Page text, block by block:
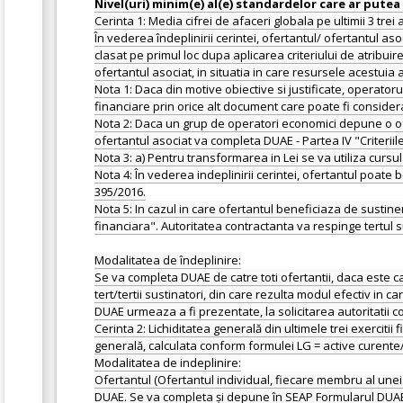
Cerinta 1: Media cifrei de afaceri globala pe ultimii 3 trei ani (2022, 2023, 2024) sa fie cel putin egala cu 229.678.370 lei. În vederea îndeplinirii cerintei, ofertantul/ ofertantul asociat/ tertul sustinator va completa DUAE - Partea IV "Criteriile de selectie" -Sectiunea B "Capacitatea economica si financiara". Ofertantul clasat pe primul loc dupa aplicarea criteriului de atribuire va prezenta, la solicitarea Autoritatii Contractante, situatiile financiare (bilant contabil). Aceste documente vor fi prezentate si de catre ofertantul asociat, in situatia in care resursele acestuia au fost luate in considerare pentru indeplinirea cerintei. Nota 1: Daca din motive obiective si justificate, operatorul economic nu este in masura sa prezinte documentele solicitate, acesta este autorizat sa faca dovada situatiei sale economice si financiare prin orice alt document care poate fi considerat adecvat. Nota 2: Daca un grup de operatori economici depune o oferta comuna, cerinta se demonstreaza prin luarea in considerare a resurselor tuturor membrilor grupului. In aceasta situatie, si ofertantul asociat va completa DUAE - Partea IV "Criteriile de selectie" - Sectiunea B "Capacitatea economica si financiara". Nota 3: a) Pentru transformarea in Lei se va utiliza cursul mediu publicat pe site-ul http://ec.europa.eu/budget/inforeuro. Pentru transformarea Euro in Lei se vor urma indicatiile de la punctul a. Nota 4: În vederea indeplinirii cerintei, ofertantul poate beneficia de sustinerea unui/unor tert/terti. In acest sens vor fi respectate prevederile art. 182 din Legea nr. 98/2016 si ale art. 48 din HG nr. 395/2016. Nota 5: In cazul in care ofertantul beneficiaza de sustinere din partea unui tert, tertul sustinator va completa DUAE - Partea IV "Criteriile de selectie"- Sectiunea B "Capacitatea economica si financiara". Autoritatea contractanta va respinge tertul sustinator propus daca acesta nu indeplineste cerintele de calificare privind capacitatea, sau se incadreaza printre motivele de excludere. Modalitatea de îndeplinire: Se va completa DUAE de catre toti ofertantii, daca este cazul se va prezenta si angajamentul tertului sustinator (impreuna cu documente anexe la angajament, transmise acestora de catre tert/tertii sustinatori, din care rezulta modul efectiv in care se va materializa sustinerea acestuia/acestora). Documentele justificative, care probeaza îndeplinirea celor asumate prin completarea DUAE urmeaza a fi prezentate, la solicitarea autoritatii contractante, doar de catre ofertantul clasat pe primul loc în urma aplicarii criteriului de atribuire. Cerinta 2: Lichiditatea generală din ultimele trei exercitii financiare incheiate (2022, 2023, 2024) să fie > 1, sub condiția ca acest indicator sa nu fi fost mai mic de 1 în nici unul din cei 3 ani. Lichiditatea generală, calculata conform formulei LG = active curente/datorii curente. Modalitatea de indeplinire: Ofertantul (Ofertantul individual, fiecare membru al unei Asocieri) trebuie sa prezinte o declarație pe propria răspundere. Declarația pe proprie răspundere este reprezentata de Formularul DUAE. Se va completa și depune în SEAP Formularul DUAE. Nota nr. 1: Înainte de atribuirea contractului Autoritatea contractantă va solicita Ofertantului clasat pe primul loc documentele suport care probează cele declarate în DUAE. Documentele justificative (suport) includ, fără a se limita: 1. Documente edificatoare care probează îndeplinirea cerinței minime de calificare cum ar fi, situații financiare anuale sau alte documente prin care Ofertantul își poate demonstra situația economică și financiară din ultimele 3 exerciții financiare încheiate. Situațiile financiare prezentate trebuie să fie auditate / certificate, conform reglementărilor în vigoare în țara de origine a Ofertantului. În acest sens, se va prezenta raportul de audit financiar sau alte documente doveditoare. Documentele vor fi vizate și înregistrate la organele competente, în conformitate cu prevederile legale în vigoare în țara de origine a Ofertantului. 2. Orice alt document justificativ (suport) relevant pentru demonstrarea lichidității generale, dacă pentru motive obiective și justificate, Ofertantul (ofertantul individual, fiecare membru al unei Asocieri) nu este în măsură să funizeze documentele prezentate la pct. 1; 3. În cazul Ofertanților (ofertant individual, membru al unei asocieri), persoane juridice / fizice străine documentele vor fi transmise în limba în care au fost emise, însoțite de o traducere a acestora în limba română; Nota nr. 2: Pentru a demonstra îndeplinirea cerinței minime privind nivelul lichiditatii generale din ultimele 3 exercitii financiare incheiate, orice Operator Economic are dreptul : i. să invoce susținerea unui terț